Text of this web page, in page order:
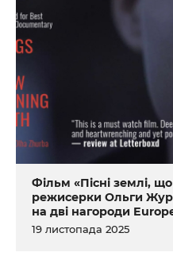
Фільм «Пісні землі,
режисерки Ольги
на дві нагороди
19 листопада 2025